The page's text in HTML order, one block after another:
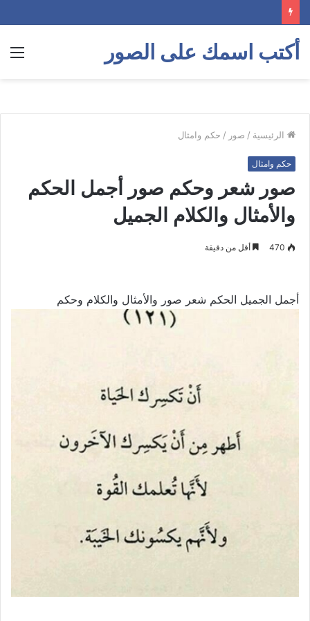
أكتب اسمك على الصور
الرئيسية / صور / حكم وامثال
حكم وامثال
صور شعر وحكم صور أجمل الحكم
والأمثال والكلام الجميل
470 أقل من دقيقة
أجمل الجميل الحكم شعر صور والأمثال والكلام وحكم